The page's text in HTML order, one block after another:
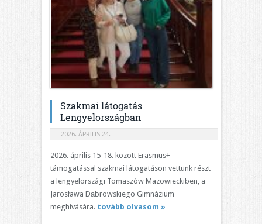
Szakmai látogatás
Lengyelországban
2026. ÁPRILIS 24.
2026. április 15-18. között Erasmus+
támogatással szakmai látogatáson vettünk részt
a lengyelországi Tomaszów Mazowieckiben, a
Jarosława Dąbrowskiego Gimnázium
meghívására. tovább olvasom »